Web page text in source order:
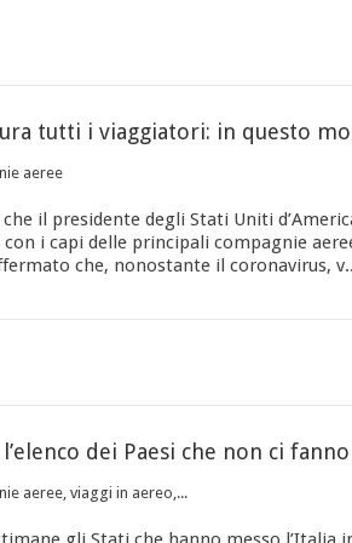
aeree
il presidente degli Stati Uniti
i capi delle principali compagnie
che, nonostante il coronavirus,
aeree, viaggi in aereo,...